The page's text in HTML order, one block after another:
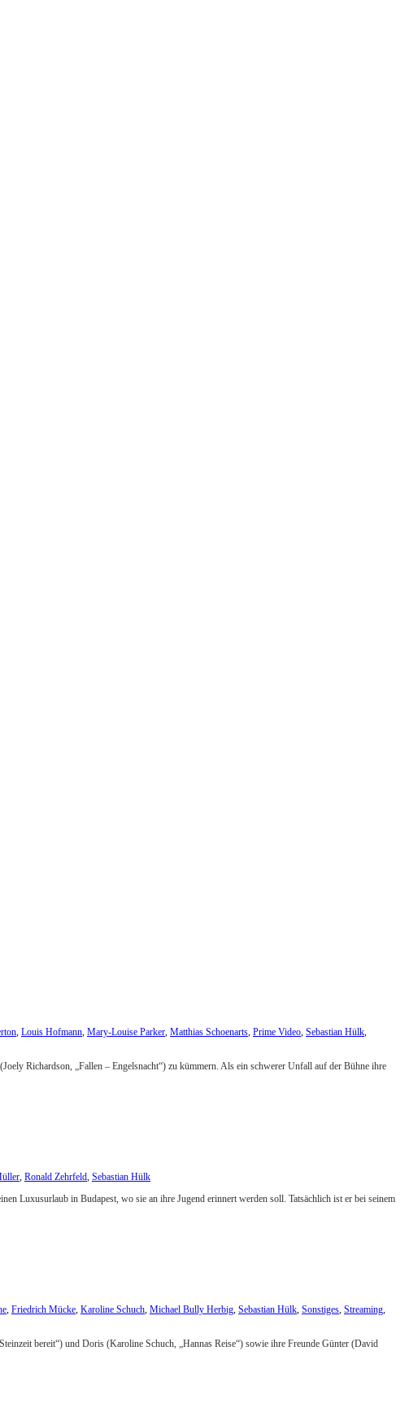
, Louis Hofmann, Mary-Louise Parker, Matthias Schoenarts, Prime Video, Sebastian Hülk,
Richardson, „Fallen – Engelsnacht“) zu kümmern. Als ein schwerer Unfall auf der Bühne ihre
, Ronald Zehrfeld, Sebastian Hülk
Luxusurlaub in Budapest, wo sie an ihre Jugend erinnert werden soll. Tatsächlich ist er bei seinem
Friedrich Mücke Karoline Schuch Michael Bully Herbig Sebastian Hülk Sonstiges Streaming
bereit“) und Doris (Karoline Schuch, „Hannas Reise“) sowie ihre Freunde Günter (David